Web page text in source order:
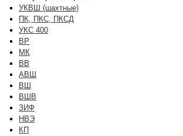
УКВШ (шахтные)
ПК, ПКС, ПКСД
УКС 400
ВР
МК
ВВ
АВШ
ВШ
ВШВ
ЗИФ
НВЭ
КП